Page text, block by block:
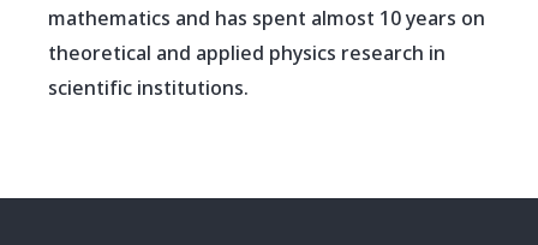
mathematics and has spent almost 10 years on
theoretical and applied physics research in
scientific institutions.